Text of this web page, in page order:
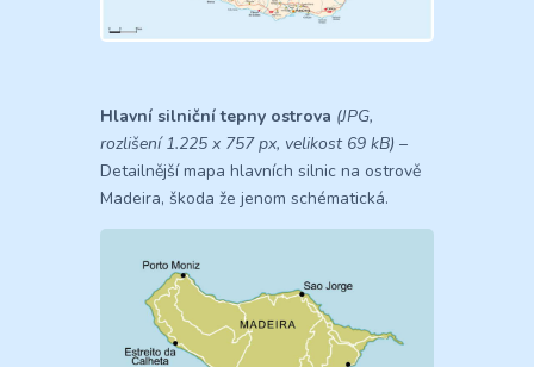
Hlavní silniční tepny ostrova (JPG,
rozlišení 1.225 x 757 px, velikost 69 kB) –
Detailnější mapa hlavních silnic na ostrově
Madeira, škoda že jenom schématická.